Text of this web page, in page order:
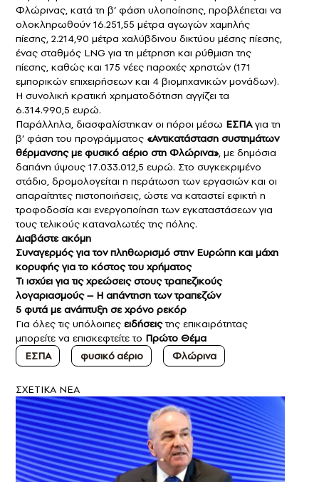
Φλώρινας, κατά τη β’ φάση υλοποίησης, προβλέπεται να
ολοκληρωθούν 16.251,55 μέτρα αγωγών χαμηλής
πίεσης, 2.214,90 μέτρα χαλύβδινου δικτύου μέσης πίεσης,
ένας σταθμός LNG για τη μέτρηση και ρύθμιση της
πίεσης, καθώς και 175 νέες παροχές χρηστών (171
εμπορικών επιχειρήσεων και 4 βιομηχανικών μονάδων).
Η συνολική κρατική χρηματοδότηση αγγίζει τα
6.314.990,5 ευρώ.
Παράλληλα, διασφαλίστηκαν οι πόροι μέσω ΕΣΠΑγια τη
β’ φάση του προγράμματος «Αντικατάσταση συστημάτων
θέρμανσης με φυσικό αέριο στη Φλώρινα», με δημόσια
δαπάνη ύψους 17.033.012,5 ευρώ. Στο συγκεκριμένο
στάδιο, δρομολογείται η περάτωση των εργασιών και οι
απαραίτητες πιστοποιήσεις, ώστε να καταστεί εφικτή η
τροφοδοσία και ενεργοποίηση των εγκαταστάσεων για
τους τελικούς καταναλωτές της πόλης.
Διαβάστε ακόμη
Συναγερμός για τον πληθωρισμό στην Ευρώπη και μάχη
κορυφής για το κόστος του χρήματος
Τι ισχύει για τις χρεώσεις στους τραπεζικούς
λογαριασμούς – Η απάντηση των τραπεζών
5 φυτά με ανάπτυξη σε χρόνο ρεκόρ
Για όλες τις υπόλοιπες ειδήσειςτης επικαιρότητας
μπορείτε να επισκεφτείτε το Πρώτο Θέμα
ΕΣΠΑ
φυσικό αέριο Φλώρινα
ΣXETIKA NEA